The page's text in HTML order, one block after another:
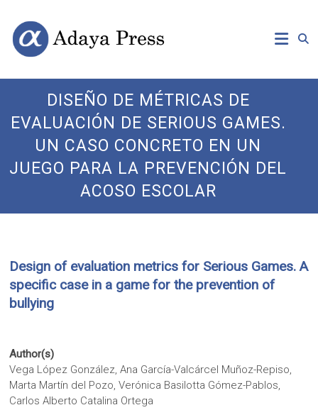
content
Adaya
Press
Open
Access
Publishing
DISEÑO DE MÉTRICAS DE
EVALUACIÓN DE SERIOUS GAMES.
UN CASO CONCRETO EN UN
JUEGO PARA LA PREVENCIÓN DEL
ACOSO ESCOLAR
Design of evaluation metrics for Serious Games. A
specific case in a game for the prevention of
bullying
Author(s)
Vega López González, Ana García-Valcárcel Muñoz-Repiso,
Marta Martín del Pozo, Verónica Basilotta Gómez-Pablos,
Carlos Alberto Catalina Ortega